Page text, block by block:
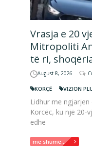
Vrasja e 20
Mitropoliti
të ri,
August 8, 2026
KORÇË VIZION
Lidhur me
Korcëc, ku një 20-
edhe
më shumë...